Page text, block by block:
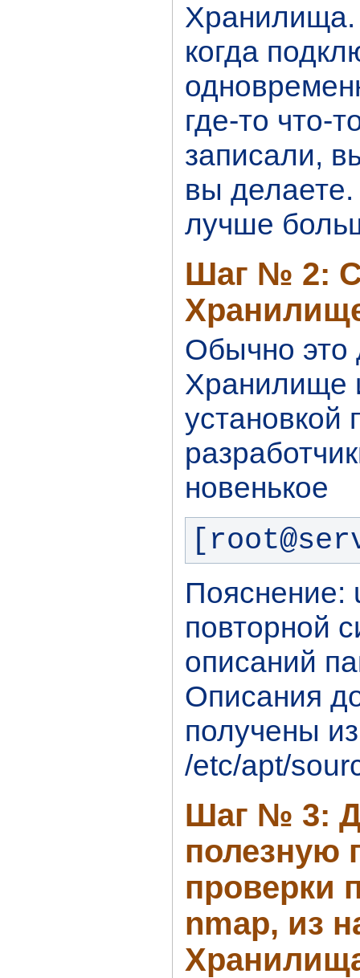
Хранилища.
когда
где-то что-
записали,
вы
лучше
Шаг № 2:
Обычно это
Хранилище
установкой
новенькое
Пояснение:
повторной
описаний
Описания
получены
/etc/apt/
Шаг № 3:
полезную
проверки
nmap, из